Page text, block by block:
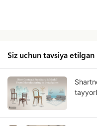
Siz uchun tavsiya etilgan